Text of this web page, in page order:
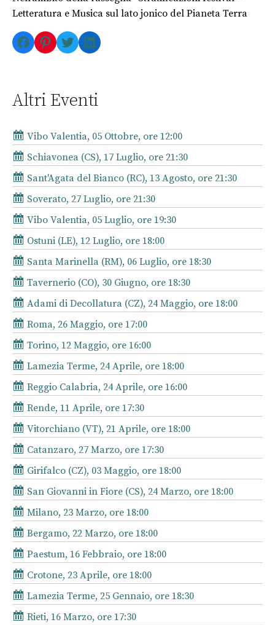
Letteratura e Musica sul lato jonico del Pianeta Terra
Facebook
Pinterest
TwitterLinkedIn
Altri Eventi
Vibo Valentia, 05 Ottobre, ore 12:00
Schiavonea (CS), 17 Luglio, ore 21:30
Sant'Agata del Bianco (RC), 13 Agosto, ore 21:30
Soverato, 27 Luglio, ore 21:30
Vibo Valentia, 05 Luglio, ore 19:30
Ostuni (LE), 12 Luglio, ore 18:00
Santa Marinella (RM), 06 Luglio, ore 18:30
Tavernerio (CO), 30 Giugno, ore 18:30
Adami di Decollatura (CZ), 24 Maggio, ore 18:00
Roma, 26 Maggio, ore 17:00
Torino, 12 Maggio, ore 16:00
Lamezia Terme, 24 Aprile, ore 18:00
Reggio Calabria, 24 Aprile, ore 16:00
Rende, 11 Aprile, ore 17:30
Vitorchiano (VT), 21 Aprile, ore 18:00
Catanzaro, 27 Marzo, ore 17:30
Girifalco (CZ), 03 Maggio, ore 18:00
San Giovanni in Fiore (CS), 24 Marzo, ore 18:00
Milano, 23 Marzo, ore 18:00
Bergamo, 22 Marzo, ore 18:00
Paestum, 16 Febbraio, ore 18:00
Crotone, 23 Aprile, ore 18:00
Lamezia Terme, 25 Gennaio, ore 18:30
Rieti, 16 Marzo, ore 17:30